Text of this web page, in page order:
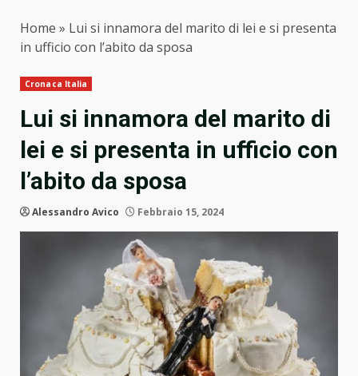
Home » Lui si innamora del marito di lei e si presenta
in ufficio con l’abito da sposa
Cronaca Italia
Lui si innamora del marito di
lei e si presenta in ufficio con
l’abito da sposa
Alessandro Avico Febbraio 15, 2024